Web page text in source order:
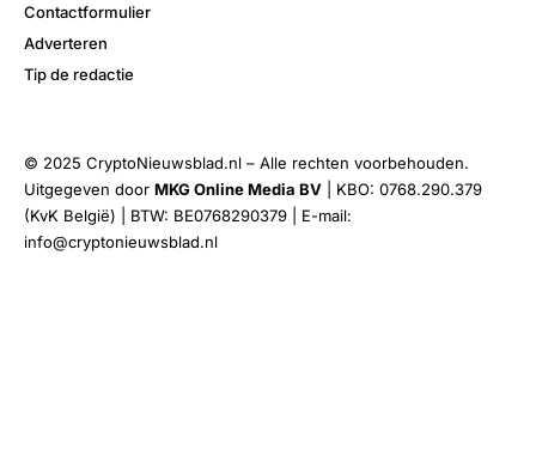
Contactformulier
Adverteren
Tip de redactie
© 2025 CryptoNieuwsblad.nl – Alle rechten voorbehouden.
Uitgegeven door MKG Online Media BV | KBO: 0768.290.379
(KvK België) | BTW: BE0768290379 | E-mail:
info@cryptonieuwsblad.nl